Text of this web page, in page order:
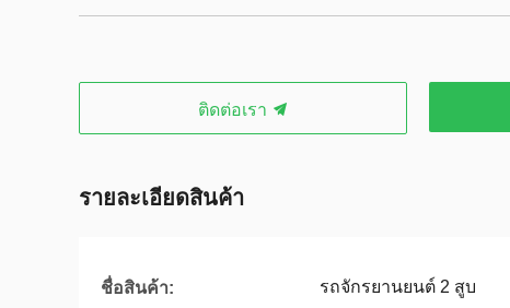
ติดต่อเรา
รายละเอียดสินค้า
ชื่อสินค้า: รถจักรยานยนต์ 2 สูบ